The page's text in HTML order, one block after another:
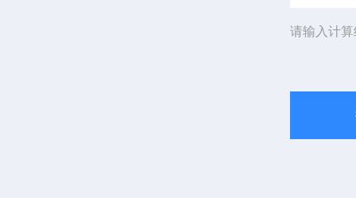
请输入计